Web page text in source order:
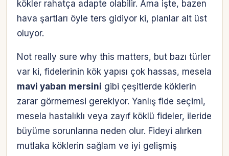
kökler rahatça adapte olabilir. Ama işte, bazen
hava şartları öyle ters gidiyor ki, planlar alt üst
oluyor.
Not really sure why this matters, but bazı türler
var ki, fidelerinin kök yapısı çok hassas, mesela
mavi yaban mersini gibi çeşitlerde köklerin
zarar görmemesi gerekiyor. Yanlış fide seçimi,
mesela hastalıklı veya zayıf köklü fideler, ileride
büyüme sorunlarına neden olur. Fideyi alırken
mutlaka köklerin sağlam ve iyi gelişmiş